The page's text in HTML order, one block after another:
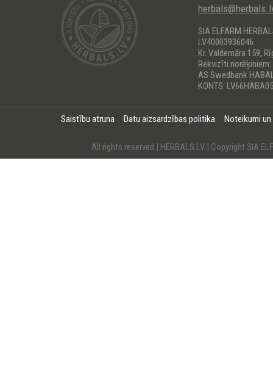
SIA ELFARM
LV40003936046
Kr. Valdemāra 159,
Rekvizīti norēķiniem:
AS Swedbank
KONTS:
Saistību atruna Datu aizsardzības politika Noteikumi
All rights reserved | HERBALS.LV | Copyright SIA